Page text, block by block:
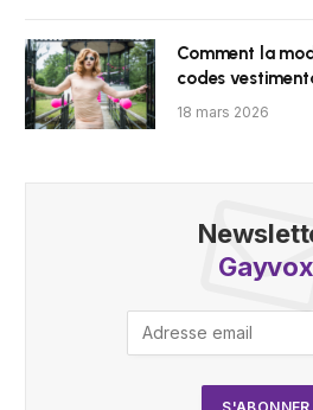
Comment la
codes
18 mars 2026
Gayvox